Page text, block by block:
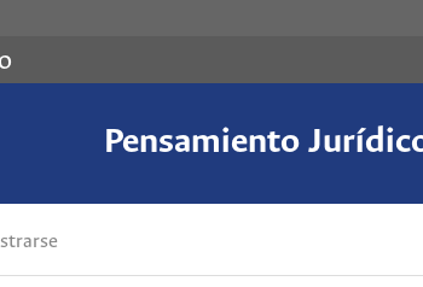
Pensamiento